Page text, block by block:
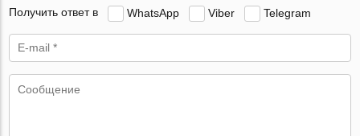
Получить ответ в WhatsApp Viber Telegram